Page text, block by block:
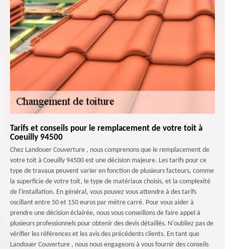
Tarifs et conseils pour le remplacement de votre toit à
Coeuilly 94500
Chez Landouer Couverture , nous comprenons que le remplacement de
votre toit à Coeuilly 94500 est une décision majeure. Les tarifs pour ce
type de travaux peuvent varier en fonction de plusieurs facteurs, comme
la superficie de votre toit, le type de matériaux choisis, et la complexité
de l'installation. En général, vous pouvez vous attendre à des tarifs
oscillant entre 50 et 150 euros par mètre carré. Pour vous aider à
prendre une décision éclairée, nous vous conseillons de faire appel à
plusieurs professionnels pour obtenir des devis détaillés. N'oubliez pas de
vérifier les références et les avis des précédents clients. En tant que
Landouer Couverture , nous nous engageons à vous fournir des conseils